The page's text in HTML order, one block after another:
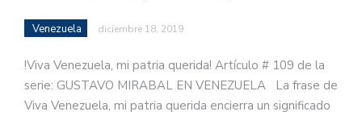
Venezuela diciembre 18, 2019
!Viva Venezuela, mi patria querida! Artículo # 109 de la
serie: GUSTAVO MIRABAL EN VENEZUELA La frase de
Viva Venezuela, mi patria querida encierra un significado